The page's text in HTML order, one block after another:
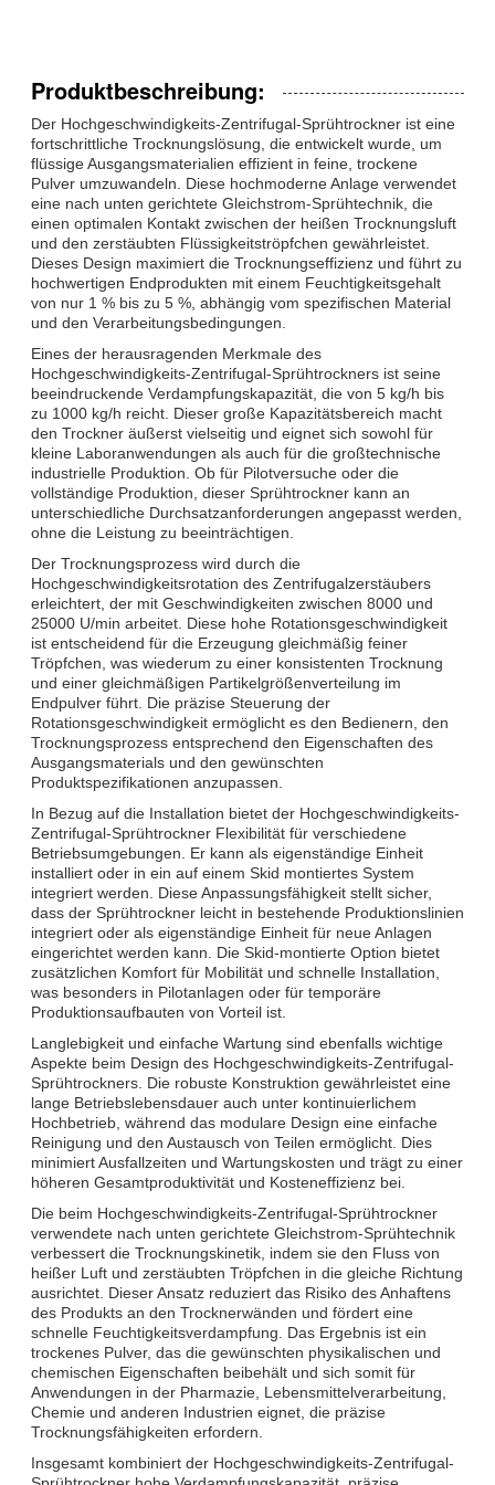
Produktbeschreibung:
Der Hochgeschwindigkeits-Zentrifugal-Sprühtrockner ist eine
fortschrittliche Trocknungslösung, die entwickelt wurde, um
flüssige Ausgangsmaterialien effizient in feine, trockene
Pulver umzuwandeln. Diese hochmoderne Anlage verwendet
eine nach unten gerichtete Gleichstrom-Sprühtechnik, die
einen optimalen Kontakt zwischen der heißen Trocknungsluft
und den zerstäubten Flüssigkeitströpfchen gewährleistet.
Dieses Design maximiert die Trocknungseffizienz und führt zu
hochwertigen Endprodukten mit einem Feuchtigkeitsgehalt
von nur 1 % bis zu 5 %, abhängig vom spezifischen Material
und den Verarbeitungsbedingungen.
Eines der herausragenden Merkmale des
Hochgeschwindigkeits-Zentrifugal-Sprühtrockners ist seine
beeindruckende Verdampfungskapazität, die von 5 kg/h bis
zu 1000 kg/h reicht. Dieser große Kapazitätsbereich macht
den Trockner äußerst vielseitig und eignet sich sowohl für
kleine Laboranwendungen als auch für die großtechnische
industrielle Produktion. Ob für Pilotversuche oder die
vollständige Produktion, dieser Sprühtrockner kann an
unterschiedliche Durchsatzanforderungen angepasst werden,
ohne die Leistung zu beeinträchtigen.
Der Trocknungsprozess wird durch die
Hochgeschwindigkeitsrotation des Zentrifugalzerstäubers
erleichtert, der mit Geschwindigkeiten zwischen 8000 und
25000 U/min arbeitet. Diese hohe Rotationsgeschwindigkeit
ist entscheidend für die Erzeugung gleichmäßig feiner
Tröpfchen, was wiederum zu einer konsistenten Trocknung
und einer gleichmäßigen Partikelgrößenverteilung im
Endpulver führt. Die präzise Steuerung der
Rotationsgeschwindigkeit ermöglicht es den Bedienern, den
Trocknungsprozess entsprechend den Eigenschaften des
Ausgangsmaterials und den gewünschten
Produktspezifikationen anzupassen.
In Bezug auf die Installation bietet der Hochgeschwindigkeits-
Zentrifugal-Sprühtrockner Flexibilität für verschiedene
Betriebsumgebungen. Er kann als eigenständige Einheit
installiert oder in ein auf einem Skid montiertes System
integriert werden. Diese Anpassungsfähigkeit stellt sicher,
dass der Sprühtrockner leicht in bestehende Produktionslinien
integriert oder als eigenständige Einheit für neue Anlagen
eingerichtet werden kann. Die Skid-montierte Option bietet
zusätzlichen Komfort für Mobilität und schnelle Installation,
was besonders in Pilotanlagen oder für temporäre
Produktionsaufbauten von Vorteil ist.
Langlebigkeit und einfache Wartung sind ebenfalls wichtige
Aspekte beim Design des Hochgeschwindigkeits-Zentrifugal-
Sprühtrockners. Die robuste Konstruktion gewährleistet eine
lange Betriebslebensdauer auch unter kontinuierlichem
Hochbetrieb, während das modulare Design eine einfache
Reinigung und den Austausch von Teilen ermöglicht. Dies
minimiert Ausfallzeiten und Wartungskosten und trägt zu einer
höheren Gesamtproduktivität und Kosteneffizienz bei.
Die beim Hochgeschwindigkeits-Zentrifugal-Sprühtrockner
verwendete nach unten gerichtete Gleichstrom-Sprühtechnik
verbessert die Trocknungskinetik, indem sie den Fluss von
heißer Luft und zerstäubten Tröpfchen in die gleiche Richtung
ausrichtet. Dieser Ansatz reduziert das Risiko des Anhaftens
des Produkts an den Trocknerwänden und fördert eine
schnelle Feuchtigkeitsverdampfung. Das Ergebnis ist ein
trockenes Pulver, das die gewünschten physikalischen und
chemischen Eigenschaften beibehält und sich somit für
Anwendungen in der Pharmazie, Lebensmittelverarbeitung,
Chemie und anderen Industrien eignet, die präzise
Trocknungsfähigkeiten erfordern.
Insgesamt kombiniert der Hochgeschwindigkeits-Zentrifugal-